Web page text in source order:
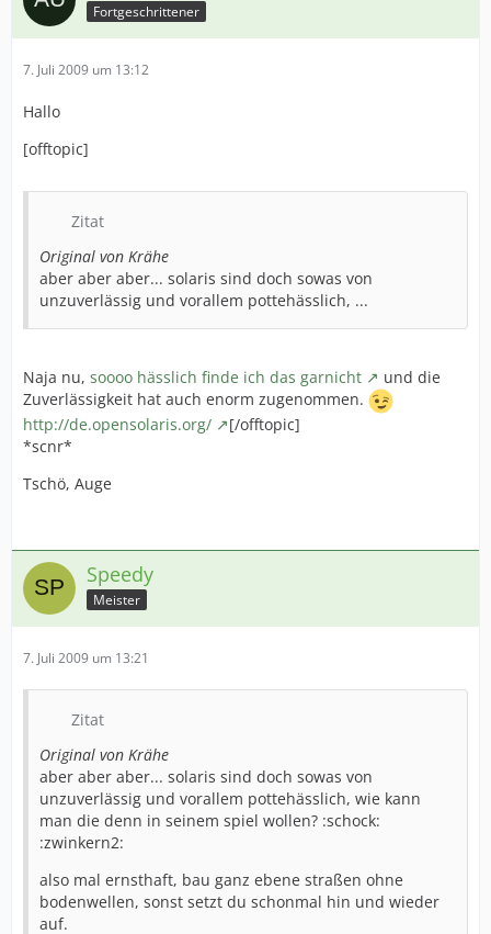
Fortgeschrittener
7. Juli 2009 um 13:12
Hallo
[offtopic]
Zitat
Original von Krähe
aber aber aber... solaris sind doch sowas von
unzuverlässig und vorallem pottehässlich, ...
Naja nu, soooo hässlich finde ich das garnicht
und die
Zuverlässigkeit hat auch enorm zugenommen.
http://de.opensolaris.org/
[/offtopic]
*scnr*
Tschö, Auge
Speedy
Meister
7. Juli 2009 um 13:21
Zitat
Original von Krähe
aber aber aber... solaris sind doch sowas von
unzuverlässig und vorallem pottehässlich, wie kann
man die denn in seinem spiel wollen? :schock:
:zwinkern2:
also mal ernsthaft, bau ganz ebene straßen ohne
bodenwellen, sonst setzt du schonmal hin und wieder
auf.